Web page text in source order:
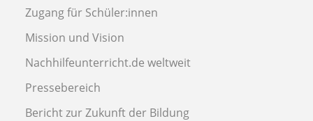
Zugang für Schüler:innen
Mission und Vision
Nachhilfeunterricht.de weltweit
Pressebereich
Bericht zur Zukunft der Bildung